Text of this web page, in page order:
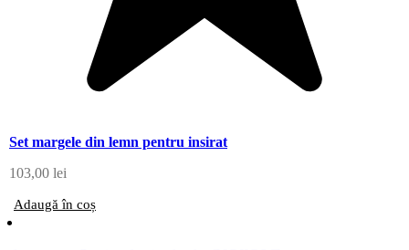
Set margele din lemn pentru insirat
103,00 lei
Adaugă în coș